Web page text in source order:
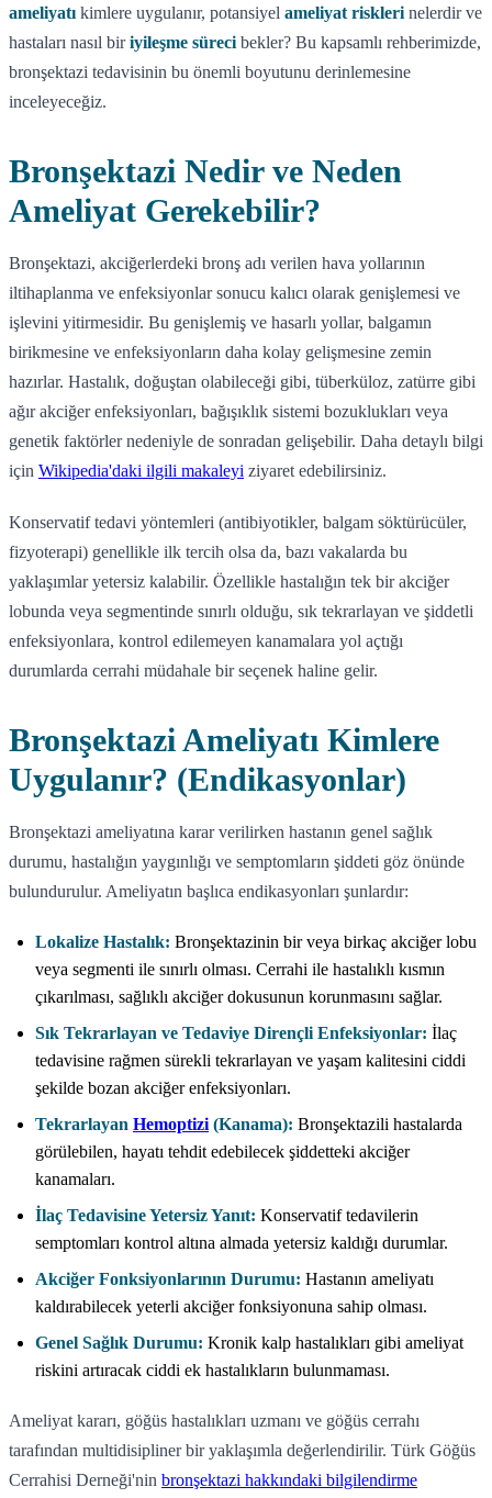
ameliyatı kimlere uygulanır, potansiyel ameliyat riskleri nelerdir ve
hastaları nasıl biriyileşme süreci bekler? Bu kapsamlı rehberimizde,
bronşektazi tedavisinin bu önemli boyutunu derinlemesine
inceleyeceğiz.
Bronşektazi Nedir ve Neden
Ameliyat Gerekebilir?
Bronşektazi, akciğerlerdeki bronş adı verilen hava yollarının
iltihaplanma ve enfeksiyonlar sonucu kalıcı olarak genişlemesi ve
işlevini yitirmesidir. Bu genişlemiş ve hasarlı yollar, balgamın
birikmesine ve enfeksiyonların daha kolay gelişmesine zemin
hazırlar. Hastalık, doğuştan olabileceği gibi, tüberküloz, zatürre gibi
ağır akciğer enfeksiyonları, bağışıklık sistemi bozuklukları veya
genetik faktörler nedeniyle de sonradan gelişebilir. Daha detaylı bilgi
için Wikipedia'daki ilgili makaleyi ziyaret edebilirsiniz.
Konservatif tedavi yöntemleri (antibiyotikler, balgam söktürücüler,
fizyoterapi) genellikle ilk tercih olsa da, bazı vakalarda bu
yaklaşımlar yetersiz kalabilir. Özellikle hastalığın tek bir akciğer
lobunda veya segmentinde sınırlı olduğu, sık tekrarlayan ve şiddetli
enfeksiyonlara, kontrol edilemeyen kanamalara yol açtığı
durumlarda cerrahi müdahale bir seçenek haline gelir.
Bronşektazi Ameliyatı Kimlere
Uygulanır? (Endikasyonlar)
Bronşektazi ameliyatına karar verilirken hastanın genel sağlık
durumu, hastalığın yaygınlığı ve semptomların şiddeti göz önünde
bulundurulur. Ameliyatın başlıca endikasyonları şunlardır:
Lokalize Hastalık: Bronşektazinin bir veya birkaç akciğer lobu
veya segmenti ile sınırlı olması. Cerrahi ile hastalıklı kısmın
çıkarılması, sağlıklı akciğer dokusunun korunmasını sağlar.
Sık Tekrarlayan ve Tedaviye Dirençli Enfeksiyonlar: İlaç
tedavisine rağmen sürekli tekrarlayan ve yaşam kalitesini ciddi
şekilde bozan akciğer enfeksiyonları.
Tekrarlayan Hemoptizi (Kanama): Bronşektazili hastalarda
görülebilen, hayatı tehdit edebilecek şiddetteki akciğer
kanamaları.
İlaç Tedavisine Yetersiz Yanıt: Konservatif tedavilerin
semptomları kontrol altına almada yetersiz kaldığı durumlar.
Akciğer Fonksiyonlarının Durumu: Hastanın ameliyatı
kaldırabilecek yeterli akciğer fonksiyonuna sahip olması.
Genel Sağlık Durumu: Kronik kalp hastalıkları gibi ameliyat
riskini artıracak ciddi ek hastalıkların bulunmaması.
Ameliyat kararı, göğüs hastalıkları uzmanı ve göğüs cerrahı
tarafından multidisipliner bir yaklaşımla değerlendirilir. Türk Göğüs
Cerrahisi Derneği'nin bronşektazi hakkındaki bilgilendirme